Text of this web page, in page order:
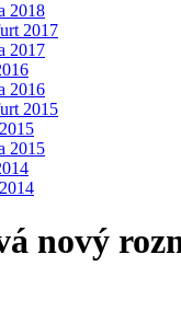
2018
2017
2017
2016
2015
2015
nový